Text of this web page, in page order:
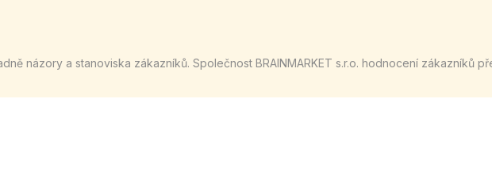
názory a stanoviska zákazníků. Společnost BRAINMARKET s.r.o. hodnocení zákazníků